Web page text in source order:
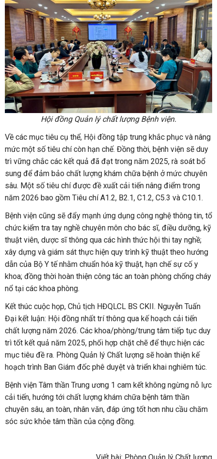
Hội đồng Quản lý chất lượng Bệnh viện.
Về các mục tiêu cụ thể, Hội đồng tập trung khắc phục và nâng
mức một số tiêu chí còn hạn chế. Đồng thời, bệnh viện sẽ duy
trì vững chắc các kết quả đã đạt trong năm 2025, rà soát bổ
sung để đảm bảo chất lượng khám chữa bệnh ở mức chuyên
sâu. Một số tiêu chí được đề xuất cải tiến nâng điểm trong
năm 2026 bao gồm Tiêu chí A1.2, B2.1, C1.2, C5.3 và C10.1.
Bệnh viện cũng sẽ đẩy mạnh ứng dụng công nghệ thông tin, tổ
chức kiểm tra tay nghề chuyên môn cho bác sĩ, điều dưỡng, kỹ
thuật viên, dược sĩ thông qua các hình thức hội thi tay nghề;
xây dựng và giám sát thực hiện quy trình kỹ thuật theo hướng
dẫn của Bộ Y tế nhằm chuẩn hóa kỹ thuật, hạn chế sự cố y
khoa; đồng thời hoàn thiện công tác an toàn phòng chống cháy
nổ tại các khoa phòng.
Kết thúc cuộc họp, Chủ tịch HĐQLCL BS CKII. Nguyễn Tuấn
Đại kết luận: Hội đồng nhất trí thông qua kế hoạch cải tiến
chất lượng năm 2026. Các khoa/phòng/trung tâm tiếp tục duy
trì tốt kết quả năm 2025, phối hợp chặt chẽ để thực hiện các
mục tiêu đề ra. Phòng Quản lý Chất lượng sẽ hoàn thiện kế
hoạch trình Ban Giám đốc phê duyệt và triển khai nghiêm túc.
Bệnh viện Tâm thần Trung ương 1 cam kết không ngừng nỗ lực
cải tiến, hướng tới chất lượng khám chữa bệnh tâm thần
chuyên sâu, an toàn, nhân văn, đáp ứng tốt hơn nhu cầu chăm
sóc sức khỏe tâm thần của cộng đồng.
Viết bài: Phòng Quản lý Chất lượng